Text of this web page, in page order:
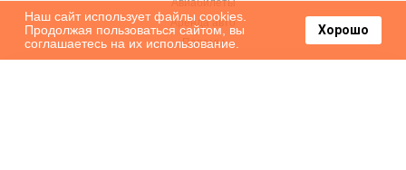
Авиабилеты
Аренда авто
Паромы
Наш сайт использует файлы cookies.
Продолжая пользоваться сайтом, вы
соглашаетесь на их использование.
Хорошо